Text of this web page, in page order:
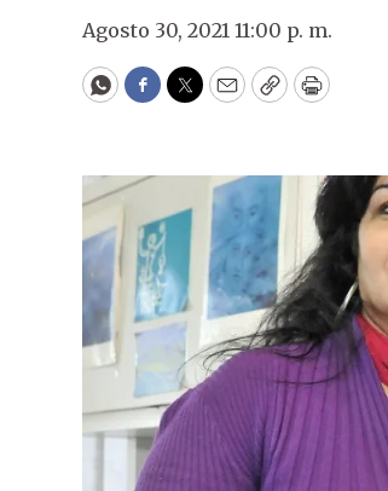
Agosto 30, 2021 11:00 p. m.
WhatsApp
Facebook
Twitter
EmailCopyPrint